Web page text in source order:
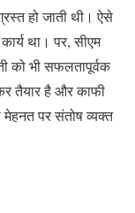
हो जाती थी। ऐसे
था। पर, सीएम
को भी सफलतापूर्वक
तैयार है और काफी
मेहनत पर संतोष व्यक्त